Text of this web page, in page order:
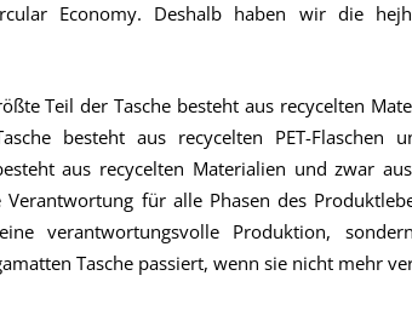
Economy. Deshalb haben wir die
Teil der Tasche besteht aus recycelten
besteht aus recycelten PET-Flaschen
aus recycelten Materialien und zwar
Verantwortung für alle Phasen des
verantwortungsvolle Produktion,
Tasche passiert, wenn sie nicht mehr